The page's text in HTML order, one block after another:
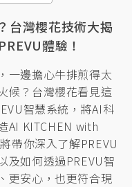
台灣櫻花技術大揭
體驗！
一邊擔心牛排煎得太
候？台灣櫻花看見這
智慧系統，將AI科
AI KITCHEN with
帶你深入了解PREVU
及如何透過PREVU智
更安心，也更符合現